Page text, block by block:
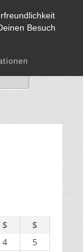
Besuch
S
S
4
5